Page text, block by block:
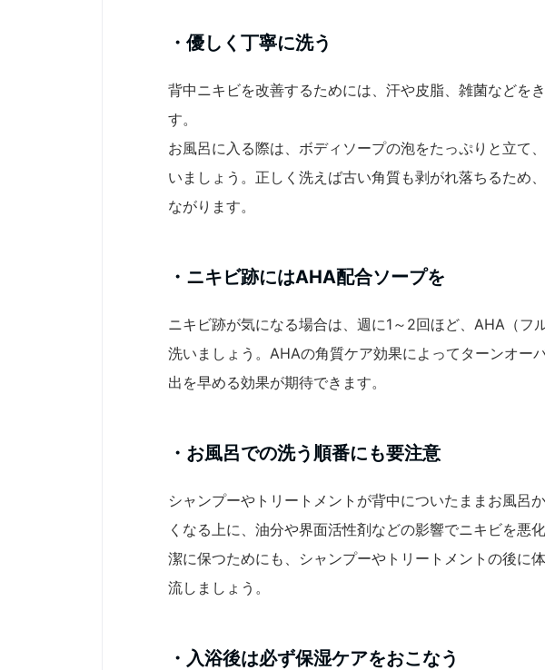
・優しく丁寧に洗う
背中ニキビを改善するためには、汗や皮脂、雑菌などを
す。
お風呂に入る際は、ボディソープの泡をたっぷりと立て
いましょう。正しく洗えば古い角質も剥がれ落ちるため
ながります。
・ニキビ跡にはAHA配合ソープを
ニキビ跡が気になる場合は、週に1～2回ほど、AHA（フ
洗いましょう。AHAの角質ケア効果によってターンオー
出を早める効果が期待できます。
・お風呂での洗う順番にも要注意
シャンプーやトリートメントが背中についたままお風呂
くなる上に、油分や界面活性剤などの影響でニキビを悪
潔に保つためにも、シャンプーやトリートメントの後に
流しましょう。
・入浴後は必ず保湿ケアをおこなう